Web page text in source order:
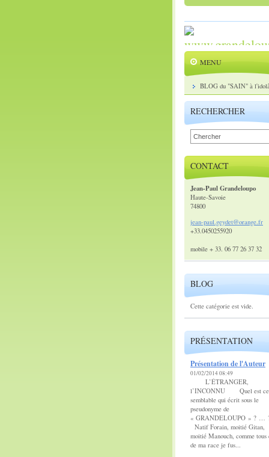
MENU
BLOG du "SAIN" à
RECHERCHER
CONTACT
Jean-Paul Grandeloupo
Haute-Savoie
74800
jean-paul.geydet@orange. fr
+33.0450255920
mobile + 33. 06 77 26 37 32
BLOG
Cette catégorie est vide.
PRÉSENTATION
Présentation de l'Auteur
01/02/2014 08:49
L’ÉTRANGER,
l’INCONNU Quel est ce
semblable qui écrit sous le
pseudonyme de
« GRANDELOUPO » ?
Natif Forain, moitié Gitan,
moitié Manouch, comme tous
de ma race je fus...